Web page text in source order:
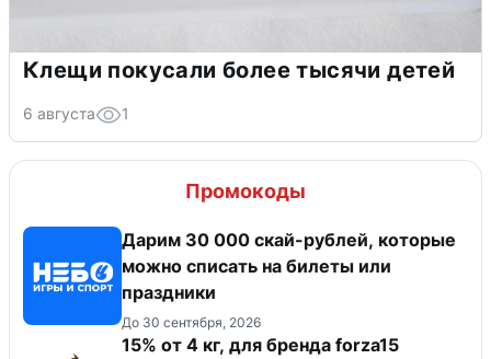
Клещи покусали более тысячи детей
6 августа 1
Промокоды
Дарим 30 000 скай-рублей, которые
можно списать на билеты или
праздники
До 30 сентября, 2026
15% от 4 кг, для бренда forza15